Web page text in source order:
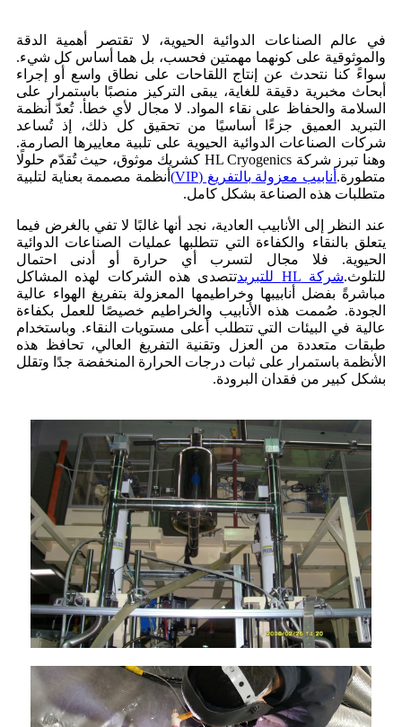
في عالم الصناعات الدوائية الحيوية، لا تقتصر أهمية الدقة
والموثوقية على كونهما مهمتين فحسب، بل هما أساس كل شيء.
سواءً كنا نتحدث عن إنتاج اللقاحات على نطاق واسع أو إجراء
أبحاث مخبرية دقيقة للغاية، يبقى التركيز منصبًا باستمرار على
السلامة والحفاظ على نقاء المواد. لا مجال لأي خطأ. تُعدّ أنظمة
التبريد العميق جزءًا أساسيًا من تحقيق كل ذلك، إذ تُساعد
شركات الصناعات الدوائية الحيوية على تلبية معاييرها الصارمة.
وهنا تبرز شركة HL Cryogenics كشريك موثوق، حيث تُقدّم حلولًا
متطورة. أنابيب معزولة بالتفريغ (VIP)
أنظمة مصممة بعناية لتلبية
متطلبات هذه الصناعة بشكل كامل.
عند النظر إلى الأنابيب العادية، نجد أنها غالبًا لا تفي بالغرض فيما
يتعلق بالنقاء والكفاءة التي تتطلبها عمليات الصناعات الدوائية
الحيوية. فلا مجال لتسرب أي حرارة أو أدنى احتمال
للتلوث.شركة HL للتبريد
تتصدى هذه الشركات لهذه المشاكل
مباشرةً بفضل أنابيبها وخراطيمها المعزولة بتفريغ الهواء عالية
الجودة. صُممت هذه الأنابيب والخراطيم خصيصًا للعمل بكفاءة
عالية في البيئات التي تتطلب أعلى مستويات النقاء. وباستخدام
طبقات متعددة من العزل وتقنية التفريغ العالي، تحافظ هذه
الأنظمة باستمرار على ثبات درجات الحرارة المنخفضة جدًا وتقلل
بشكل كبير من فقدان البرودة.